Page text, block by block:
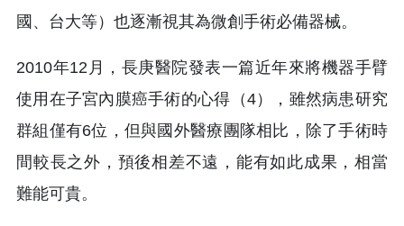
國、台大等）也逐漸視其為微創手術必備器械。
2010年12月，長庚醫院發表一篇近年來將機器手臂
使用在子宮內膜癌手術的心得（4），雖然病患研究
群組僅有6位，但與國外醫療團隊相比，除了手術時
間較長之外，預後相差不遠，能有如此成果，相當
難能可貴。